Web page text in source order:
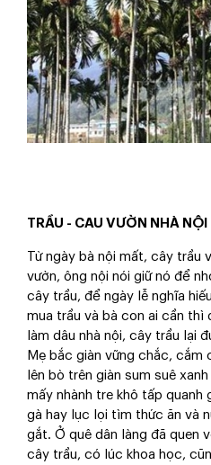
TRẦU - CAU VƯỜN NHÀ NỘI
Từ ngày bà nội mất, cây trầu
vườn, ông nội nói giữ nó để
cây trầu, để ngày lễ nghĩa
mua trầu và bà con ai cần thì
làm dâu nhà nội, cây trầu lại
Mẹ bắc giàn vững chắc, cắm
lên bò trên giàn sum suê
mấy nhành tre khô tấp quanh
gà hay lục lọi tìm thức ăn và
gắt. Ở quê dân làng đã quen
cây trầu, có lúc khoa học,